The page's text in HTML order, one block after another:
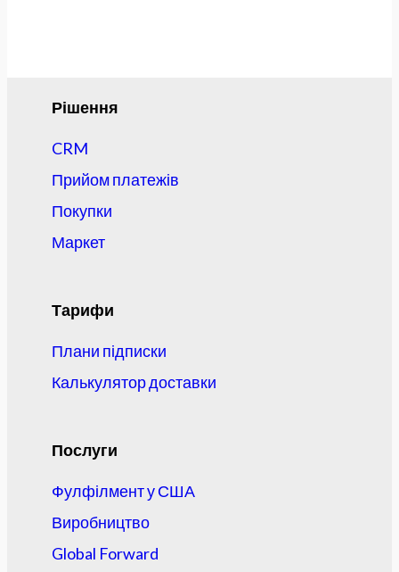
Рішення
CRM
Прийом платежів
Покупки
Маркет
Тарифи
Плани підписки
Калькулятор доставки
Послуги
Фулфілмент у США
Виробництво
Global Forward